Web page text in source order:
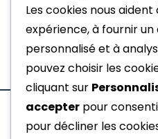
Les cookies nous
expérience, à fournir
personnalisé et à
pouvez choisir les
cliquant sur
accepter pour
pour décliner les